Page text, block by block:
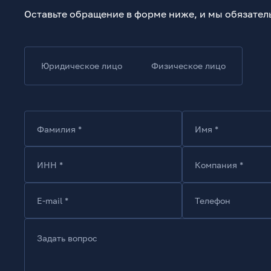
Оставьте обращение в форме ниже, и мы
Юридическое лицо Физическое лицо
Фамилия * Имя *
ИНН * Компания *
E-mail * Телефон
Задать вопрос